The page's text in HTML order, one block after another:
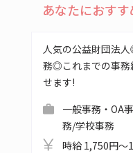
あなたにおす
人気の公益財団法
務◎これまでの事務
せます!
一般事務・OA
務/学校事務
時給 1,750円～